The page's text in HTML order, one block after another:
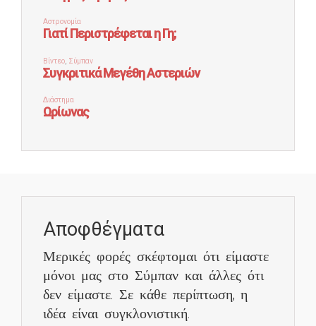
Αποφθέγματα
Μερικές φορές σκέφτομαι ότι είμαστε
μόνοι μας στο Σύμπαν και άλλες ότι
δεν είμαστε. Σε κάθε περίπτωση, η
ιδέα είναι συγκλονιστική.